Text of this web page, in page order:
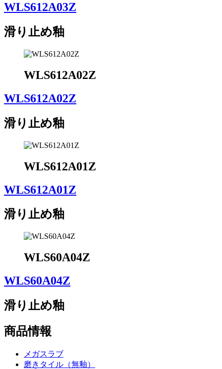
WLS612A03Z
滑り止め釉
WLS612A02Z
WLS612A02Z
滑り止め釉
WLS612A01Z
WLS612A01Z
滑り止め釉
WLS60A04Z
WLS60A04Z
滑り止め釉
商品情報
メガスラブ
磨きタイル（無釉）